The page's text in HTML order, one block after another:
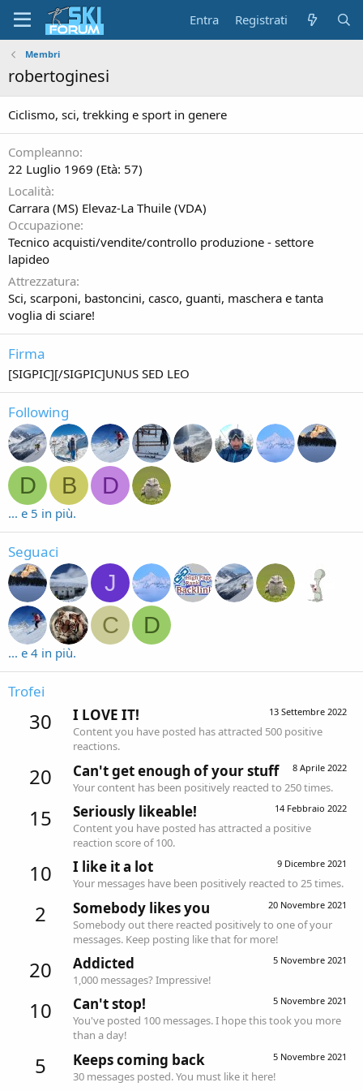
Entra Registrati
Membri
robertoginesi
Ciclismo, sci, trekking e sport in genere
Compleanno
22 Luglio 1969 (Età: 57)
Località
Carrara (MS) Elevaz-La Thuile (VDA)
Occupazione
Tecnico acquisti/vendite/controllo produzione - settore
lapideo
Attrezzatura
Sci, scarponi, bastoncini, casco, guanti, maschera e tanta
voglia di sciare!
Firma
[SIGPIC][/SIGPIC]UNUS SED LEO
Following
D B D
... e 5 in più.
Seguaci
J
C
D
... e 4 in più.
Trofei
30 13 Settembre 2022
I LOVE IT!
Content you have posted has attracted 500 positive
reactions.
20 8 Aprile 2022
Can't get enough of your stuff
Your content has been positively reacted to 250 times.
15 14 Febbraio 2022
Seriously likeable!
Content you have posted has attracted a positive
reaction score of 100.
10 9 Dicembre 2021
I like it a lot
Your messages have been positively reacted to 25 times.
2 20 Novembre 2021
Somebody likes you
Somebody out there reacted positively to one of your
messages. Keep posting like that for more!
20 5 Novembre 2021
Addicted
1,000 messages? Impressive!
10 5 Novembre 2021
Can't stop!
You've posted 100 messages. I hope this took you more
than a day!
5 5 Novembre 2021
Keeps coming back
30 messages posted. You must like it here!